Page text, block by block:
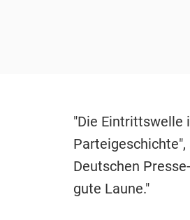
"Die Eintrittswelle
Deutschen
gute Laune."